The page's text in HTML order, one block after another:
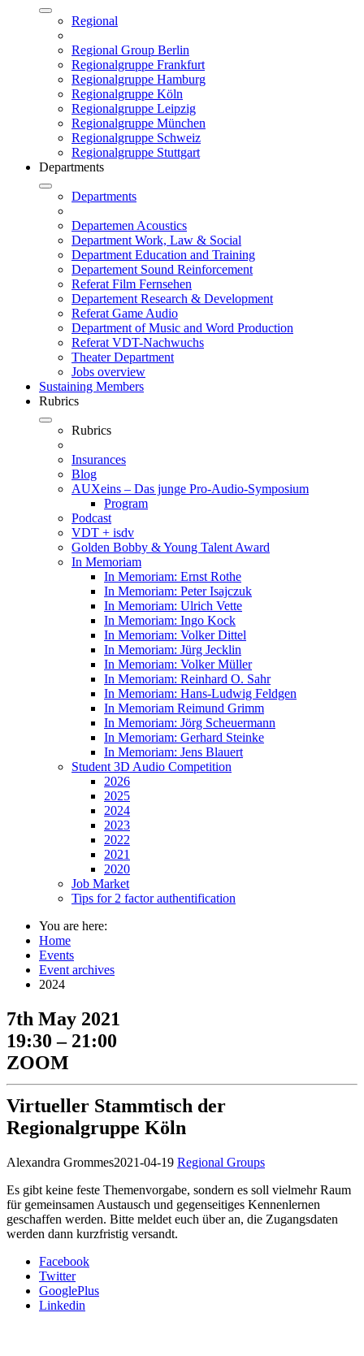
Regional
Regional Group Berlin
Regionalgruppe Frankfurt
Regionalgruppe Hamburg
Regionalgruppe Köln
Regionalgruppe Leipzig
Regionalgruppe München
Regionalgruppe Schweiz
Regionalgruppe Stuttgart
Departments
Departments
Departemen Acoustics
Department Work, Law & Social
Department Education and Training
Departement Sound Reinforcement
Referat Film Fernsehen
Departement Research & Development
Referat Game Audio
Department of Music and Word Production
Referat VDT-Nachwuchs
Theater Department
Jobs overview
Sustaining Members
Rubrics
Rubrics
Insurances
Blog
AUXeins – Das junge Pro-Audio-Symposium
Program
Podcast
VDT + isdv
Golden Bobby & Young Talent Award
In Memoriam
In Memoriam: Ernst Rothe
In Memoriam: Peter Isajczuk
In Memoriam: Ulrich Vette
In Memoriam: Ingo Kock
In Memoriam: Volker Dittel
In Memoriam: Jürg Jecklin
In Memoriam: Volker Müller
In Memoriam: Reinhard O. Sahr
In Memoriam: Hans-Ludwig Feldgen
In Memoriam Reimund Grimm
In Memoriam: Jörg Scheuermann
In Memoriam: Gerhard Steinke
In Memoriam: Jens Blauert
Student 3D Audio Competition
2026
2025
2024
2023
2022
2021
2020
Job Market
Tips for 2 factor authentification
You are here:
Home
Events
Event archives
2024
7th May 2021
19:30 – 21:00
ZOOM
Virtueller Stammtisch der
Regionalgruppe Köln
Alexandra Grommes2021-04-19 Regional Groups
Es gibt keine feste Themenvorgabe, sondern es soll vielmehr Raum
für gemeinsamen Austausch und gegenseitiges Kennenlernen
geschaffen werden. Bitte meldet euch überan, die Zugangsdaten
werden dann kurzfristig versandt.
Facebook
Twitter
GooglePlus
Linkedin